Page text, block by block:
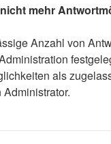
mehr
Anzahl von
als